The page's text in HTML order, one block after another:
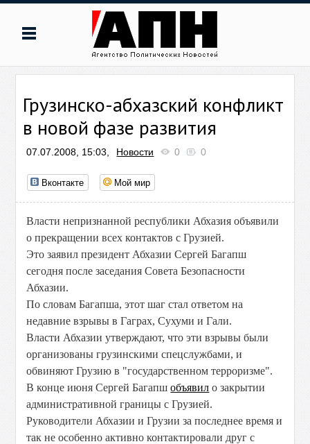
Грузинско-абхазский конфликт
в новой фазе развития
07.07.2008, 15:03, Новости 0 0
Вконтакте Мой мир
Власти непризнанной республики Абхазия объявили
о прекращении всех контактов с Грузией.
Это заявил президент Абхазии Сергей Багапш
сегодня после заседания Совета Безопасности
Абхазии.
По словам Багапша, этот шаг стал ответом на
недавние взрывы в Гаграх, Сухуми и Гали.
Власти Абхазии утверждают, что эти взрывы были
организованы грузинскими спецслужбами, и
обвиняют Грузию в "государственном терроризме".
В конце июня Сергей Багапшобъявил о закрытии
административной границы с Грузией.
Руководители Абхазии и Грузии за последнее время и
так не особенно активно контактировали друг с